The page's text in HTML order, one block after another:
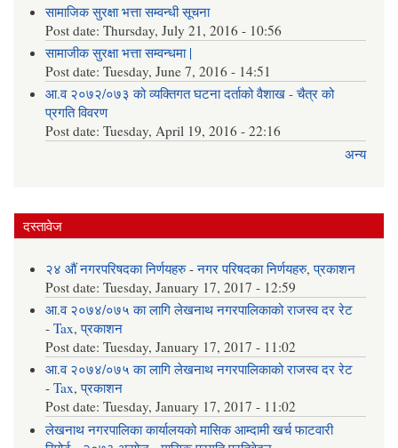
सामाजिक सुरक्षा भत्ता सम्वन्धी सूचना
Post date:Thursday, July 21, 2016 - 10:56
सामाजीक सुरक्षा भत्ता सम्वन्धमा |
Post date:Tuesday, June 7, 2016 - 14:51
आ.व २०७२/०७३ को व्यक्तिगत घटना दर्ताको वैशाख - चैत्र को
प्रगति विवरण
Post date:Tuesday, April 19, 2016 - 22:16
अन्य
दस्तावेज
२४ औं नगरपरिषदका निर्णयहरु-नगर परिषदका निर्णयहरु,प्रकाशन
Post date:Tuesday, January 17, 2017 - 12:59
आ.व २०७४/०७५ का लागि लेखनाथ नगरपालिकाको राजस्व दर रेट
-Tax,प्रकाशन
Post date:Tuesday, January 17, 2017 - 11:02
आ.व २०७४/०७५ का लागि लेखनाथ नगरपालिकाको राजस्व दर रेट
-Tax,प्रकाशन
Post date:Tuesday, January 17, 2017 - 11:02
लेखनाथ नगरपालिका कार्यालयको मासिक आम्दामी खर्च फाटवारी